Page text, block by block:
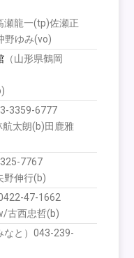
瀬龍一(tp)佐瀬正
野ゆみ(vo)
（山形県鶴岡
3359-6777
太朗(b)田鹿雅
325-7767
野伸行(b)
47-1662
古西忠哲(b)
なと）043-239-